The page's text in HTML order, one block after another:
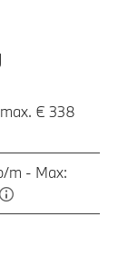
€ 338
m - Max: